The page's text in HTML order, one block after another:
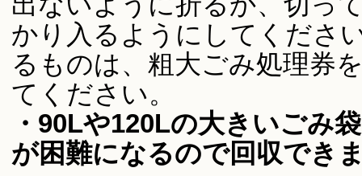
かり入るようにしてくださ
るものは、粗大ごみ処理券
てください。
・90Lや120Lの大きいごみ
が困難になるので回収でき